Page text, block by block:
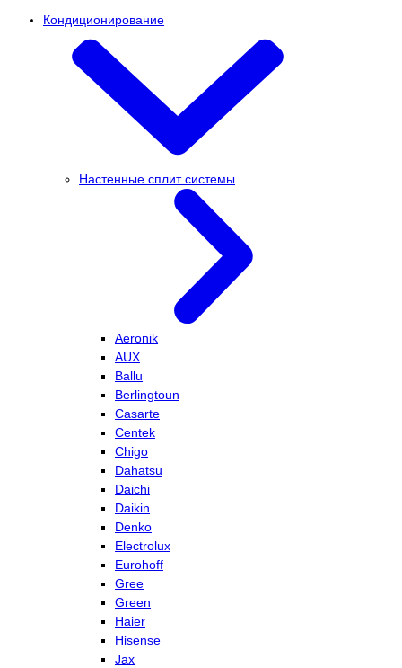
Кондиционирование
Настенные сплит системы
Aeronik
AUX
Ballu
Berlingtoun
Casarte
Centek
Chigo
Dahatsu
Daichi
Daikin
Denko
Electrolux
Eurohoff
Gree
Green
Haier
Hisense
Jax